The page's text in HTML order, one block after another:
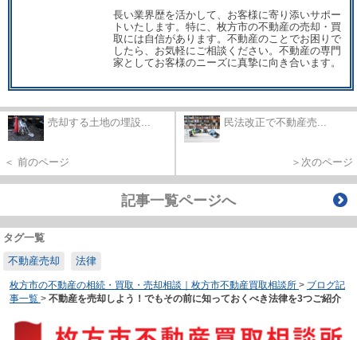
長い業界歴を活かして、お客様に寄り添いサポー
トいたします。特に、枚方市の不動産の売却・買
取には自信があります。不動産のことでお困りで
したら、お気軽にご相談ください。不動産の専門
家としてお客様のニーズに真摯に向き合います。
売却する土地の埋設...
＜ 前のページ
民法改正で不動産売...
＞次のページ
記事一覧ページへ
タグ一覧
不動産売却
法律
枚方市の不動産の相続・買取・売却相談｜枚方市不動産買取相談所 > ブログ記
事一覧 > 不動産を売却しよう！でもその前に知っておくべき法律を3つご紹介